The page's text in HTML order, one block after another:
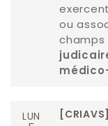
ou
LUN